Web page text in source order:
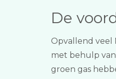
De
Opvallend veel
met behulp
groen gas